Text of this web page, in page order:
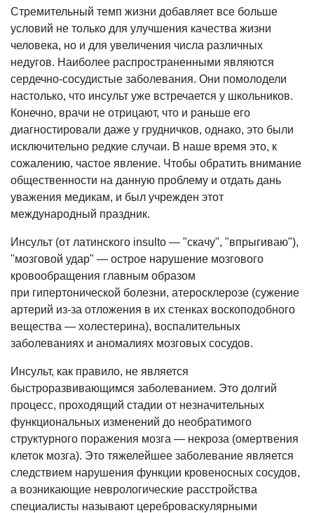
Стремительный темп жизни добавляет все больше
условий не только для улучшения качества жизни
человека, но и для увеличения числа различных
недугов. Наиболее распространенными являются
сердечно-сосудистые заболевания. Они помолодели
настолько, что инсульт уже встречается у школьников.
Конечно, врачи не отрицают, что и раньше его
диагностировали даже у грудничков, однако, это были
исключительно редкие случаи. В наше время это, к
сожалению, частое явление. Чтобы обратить внимание
общественности на данную проблему и отдать дань
уважения медикам, и был учрежден этот
международный праздник.
Инсульт (от латинского insulto — "скачу", "впрыгиваю"),
"мозговой удар" — острое нарушение мозгового
кровообращения главным образом
при гипертонической болезни, атеросклерозе (сужение
артерий из-за отложения в их стенках воскоподобного
вещества — холестерина), воспалительных
заболеваниях и аномалиях мозговых сосудов.
Инсульт, как правило, не является
быстроразвивающимся заболеванием. Это долгий
процесс, проходящий стадии от незначительных
функциональных изменений до необратимого
структурного поражения мозга — некроза (омертвения
клеток мозга). Это тяжелейшее заболевание является
следствием нарушения функции кровеносных сосудов,
а возникающие неврологические расстройства
специалисты называют цереброваскулярными